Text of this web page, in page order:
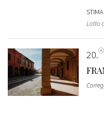
STIMA
Lotto
20